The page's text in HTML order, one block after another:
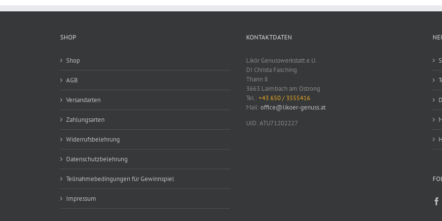
SHOP
Shop
AGB
Versandarten
Zahlungsarten
Widerrufsbelehrung
Datenschutzbelehrung
Teilnahmebedingungen für Gewinnspiel
Impressum
KONTAKTDATEN
Likör Genusswerkstatt e.U.
DI Christa Fasching
Thann 8
3663 Laimbach am Ostrong
Tel.:+43 650 / 3555416
Mail:office@likoer-genuss.at
UID: ATU71202227